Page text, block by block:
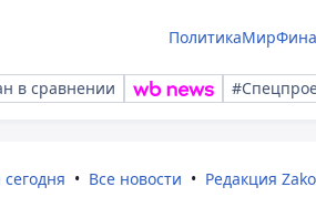
ПолитикаМир
в сравнении
Все новости Редакция